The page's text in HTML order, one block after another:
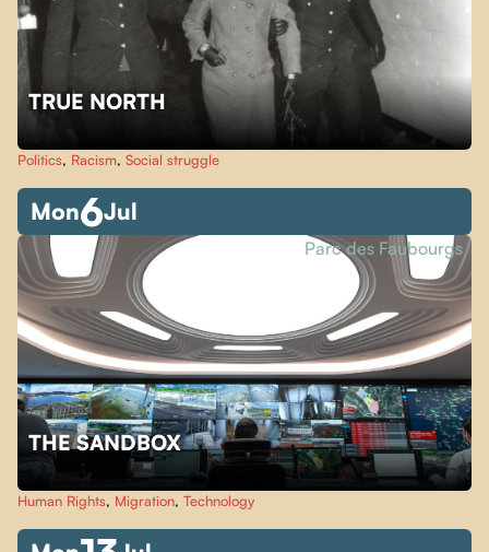
TRUE NORTH
Politics, Racism, Social struggle
Mon6Jul
THE SANDBOX
Parc des Faubourgs
Human Rights, Migration, Technology